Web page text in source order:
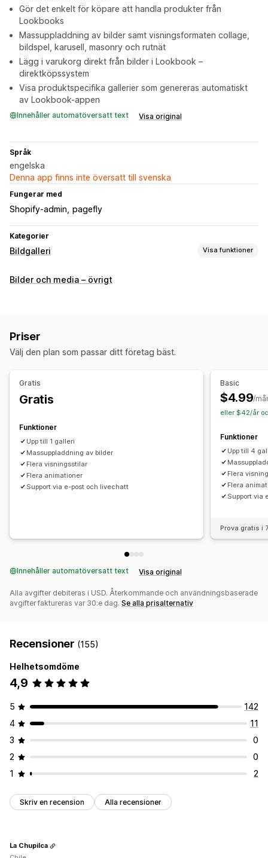
Gör det enkelt för köpare att handla produkter från
Lookbooks
Massuppladdning av bilder samt visningsformaten collage,
bildspel, karusell, masonry och rutnät
Lägg i varukorg direkt från bilder i Lookbook –
direktköpssystem
Visa produktspecifika gallerier som genereras automatiskt
av Lookbook-appen
Innehåller automatöversatt text Visa original
Språk
engelska
Denna app finns inte översatt till svenska
Fungerar med
Shopify-admin pagefly
Kategorier
Bildgalleri Visa funktioner
Gallerityper
Anpassning
Anpassade stilar
Anpassad CSS
Position av ikon
Bildskydd
Hovringseffekter
Mobilanpassning
Bilder och media – övrigt
Priser
Välj den plan som passar ditt företag bäst.
Gratis
Gratis
Funktioner
Upp till 1 galleri
Massuppladdning av bilder
Flera visningsstilar
Flera animationer
Support via e-post och livechatt
Basic
$4.99/
eller $42/år
Funktioner
Upp till 4
Flera
Flera
Support via
Prova gratis i
Innehåller automatöversatt text Visa original
Alla avgifter debiteras i USD. Återkommande och användningsbaserade
avgifter faktureras var 30:e dag. Se alla prisalternativ
Recensioner (155)
Helhetsomdöme
4,9
5
142
4
11
3
0
2
0
1
2
Skriv en recension Alla recensioner
La Chupilca